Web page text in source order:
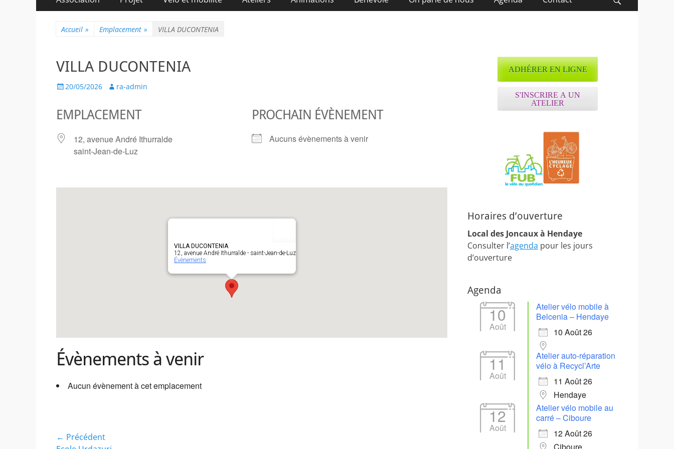
principal
Accueil » Emplacement » VILLA DUCONTENIA
VILLA DUCONTENIA
Posted
20/05/2026 Author
ra-admin
EMPLACEMENT
12, avenue André Ithurralde
saint-Jean-de-Luz
PROCHAIN ÉVÈNEMENT
Aucuns évènements à venir
VILLA DUCONTENIA
12, avenue André Ithurralde - saint-Jean-de-Luz
Évènements
Évènements à venir
Aucun évènement à cet emplacement
Navigation
← Précédent
ADHÉRER EN LIGNE
S'INSCRIRE A UN
ATELIER
Horaires d’ouverture
Local des Joncaux à Hendaye
Consulter l’agenda pour les jours
d’ouverture
Agenda
10
Août
Atelier vélo mobile à
Belcenia – Hendaye
10 Août 26
11
Août
Atelier auto-réparation
vélo à Recycl’Arte
11 Août 26
Hendaye
12
Août
Atelier vélo mobile au
carré – Ciboure
12 Août 26